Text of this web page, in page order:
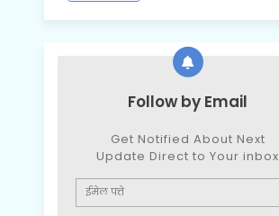
Follow by Email
Get Notified About Next
Update Direct to Your inbox